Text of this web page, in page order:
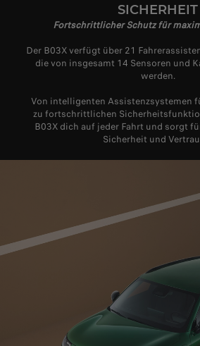
SICHERHEIT
Fortschrittlicher Schutz für
Der B03X verfügt über 21
die von insgesamt 14 Sensoren und
werden.
Von intelligenten Assistenzsystemen
zu fortschrittlichen
B03X dich auf jeder Fahrt und sorgt
Sicherheit und